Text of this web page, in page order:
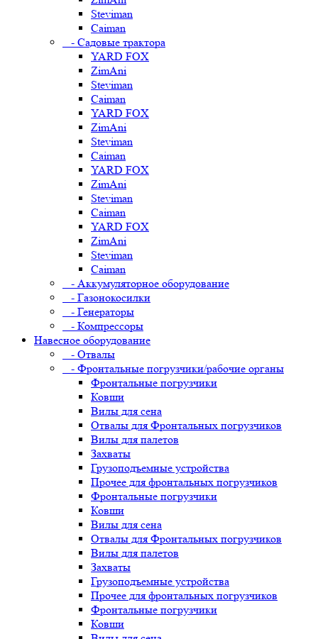
Steviman
Caiman
- Садовые трактора
YARD FOX
ZimAni
Steviman
Caiman
YARD FOX
ZimAni
Steviman
Caiman
YARD FOX
ZimAni
Steviman
Caiman
YARD FOX
ZimAni
Steviman
Caiman
- Аккумуляторное оборудование
- Газонокосилки
- Генераторы
- Компрессоры
Навесное оборудование
- Отвалы
- Фронтальные погрузчики/рабочие органы
Фронтальные погрузчики
Ковши
Вилы для сена
Отвалы для Фронтальных погрузчиков
Вилы для палетов
Захваты
Грузоподъемные устройства
Прочее для фронтальных погрузчиков
Фронтальные погрузчики
Ковши
Вилы для сена
Отвалы для Фронтальных погрузчиков
Вилы для палетов
Захваты
Грузоподъемные устройства
Прочее для фронтальных погрузчиков
Фронтальные погрузчики
Ковши